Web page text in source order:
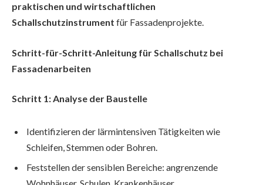
praktischen und wirtschaftlichen
Schallschutzinstrument für Fassadenprojekte.
Schritt-für-Schritt-Anleitung für Schallschutz bei
Fassadenarbeiten
Schritt 1: Analyse der Baustelle
Identifizieren der lärmintensiven Tätigkeiten wie
Schleifen, Stemmen oder Bohren.
Feststellen der sensiblen Bereiche: angrenzende